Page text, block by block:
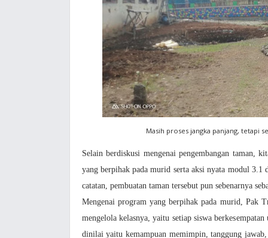
Masih proses jangka panjang, tetapi
Selain berdiskusi mengenai pengembangan taman,
yang berpihak pada murid serta aksi nyata modul 3.1
catatan, pembuatan taman tersebut pun sebenarnya
Mengenai program yang berpihak pada murid, Pak
mengelola kelasnya, yaitu setiap siswa
dinilai yaitu kemampuan memimpin, tanggung